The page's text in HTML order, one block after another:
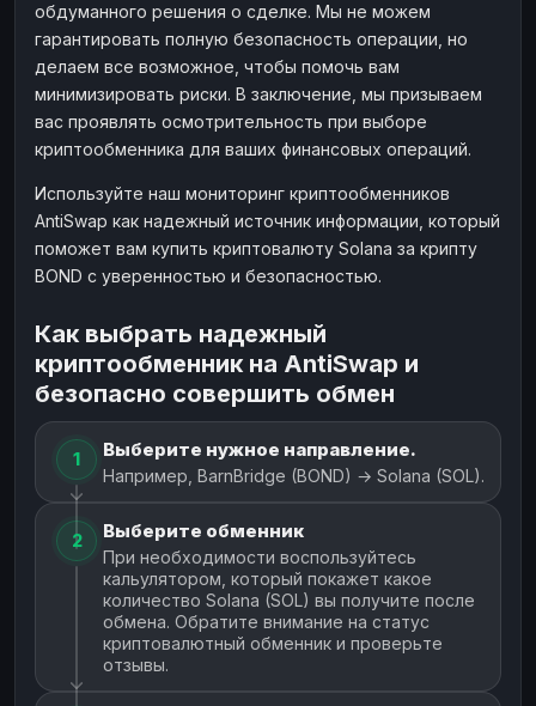
обдуманного решения о сделке. Мы не можем
гарантировать полную безопасность операции, но
делаем все возможное, чтобы помочь вам
минимизировать риски. В заключение, мы призываем
вас проявлять осмотрительность при выборе
криптообменника для ваших финансовых операций.
Используйте наш мониторинг криптообменников
AntiSwap как надежный источник информации, который
поможет вам купить криптовалюту Solana за крипту
BOND с уверенностью и безопасностью.
Как выбрать надежный
криптообменник на AntiSwap и
безопасно совершить обмен
1 Выберите нужное направление.
Например, BarnBridge (BOND) → Solana (SOL).
2 Выберите обменник
При необходимости воспользуйтесь
кальулятором, который покажет какое
количество Solana (SOL) вы получите после
обмена. Обратите внимание на статус
криптовалютный обменник и проверьте
отзывы.